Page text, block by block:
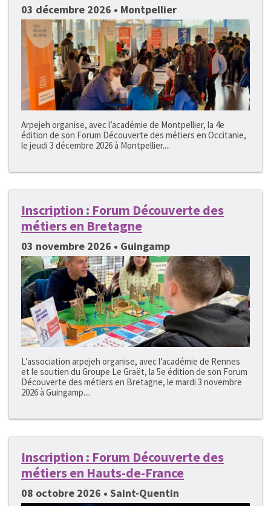
03 décembre 2026 • Montpellier
Arpejeh organise, avec l’académie de Montpellier, la 4e
édition de son Forum Découverte des métiers en Occitanie,
le jeudi 3 décembre 2026 à Montpellier....
Inscription : Forum Découverte des
métiers en Bretagne
03 novembre 2026 • Guingamp
L’association arpejeh organise, avec l’académie de Rennes
et le soutien du Groupe Le Graët, la 5e édition de son Forum
Découverte des métiers en Bretagne, le mardi 3 novembre
2026 à Guingamp....
Inscription : Forum Découverte des
métiers en Hauts-de-France
08 octobre 2026 • Saint-Quentin